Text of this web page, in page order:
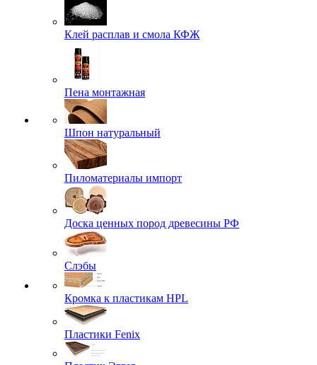
Клей расплав и смола КФЖ
Пена монтажная
Шпон натуральный
Пиломатериалы импорт
Доска ценных пород древесины РФ
Слэбы
Кромка к пластикам HPL
Пластики Fenix